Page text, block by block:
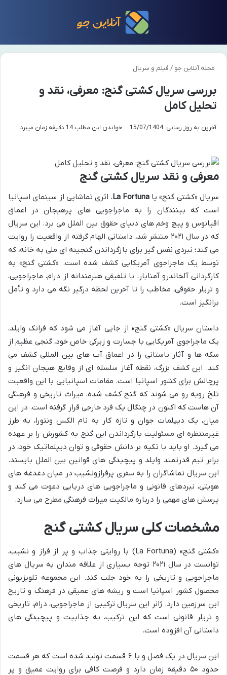
مجله آنلاین جو / فیلم و سریال
بررسی سریال کشتی گنج: معرفی، نقد و
تحلیل کامل
آخرین به روز رسانی: 15/07/1404 خواندن این مطلب 14 دقیقه زمان میبرد
معرفی و نقد سریال کشتی گنج
سریال «کشتی گنج» یاLa Fortuna، اثری تماشایی از سینمای اسپانیا
است که بینندگان را به ماجراجویی های پرهیجان در اعماق
اقیانوس و پیچ وخم های دنیای حقوق بین الملل می برد. این سریال
که در سال ۲۰۲۱ منتشر شد، داستانی الهام گرفته از واقعیت را روایت
می کند؛ نبردی نفس گیر برای بازگرداندن گنجینه ای ملی به خانه، که
توسط یک ماجراجوی آمریکایی کشف شده است. «کشتی گنج» به
کارگردانی آلخاندرو آمنابار، با تلفیقی هنرمندانه از درام، ماجراجویی،
و تریلر حقوقی، مخاطب را تا آخرین لحظه درگیر نگه می دارد و تأمل
برانگیز است.
داستان سریال «کشتی گنج» از جایی آغاز می شود که فرانک وایلد،
یک ماجراجوی آمریکایی با جسارت و زیرکی خاص خود، گنجی عظیم از
سکه ها و آثار باستانی را در اعماق آب های بین المللی کشف می
کند. این کشف بزرگ، نقطه آغاز سلسله ای از وقایع هیجان انگیز و
پرچالش برای کشور اسپانیا است. مقامات اسپانیایی با این واقعیت
تلخ روبه رو می شوند که گنج کشف شده، میراث تاریخی و فرهنگی
آن هاست که اکنون در چنگال یک فرد خارجی قرار گرفته است. در این
میان، یک دیپلمات جوان و تازه کار به نام الکس ونتورا، به طرز
غیرمنتظره ای مسئولیت بازگرداندن این گنج به کشورش را بر عهده
می گیرد. او باید با تکیه بر دانش حقوقی و توان دیپلماتیک خود، در
برابر تیم قدرتمند وایلد و پیچیدگی های قوانین بین الملل بایستد.
این سریال تماشاگران را به سفری پرفرازونشیب در میان دغدغه های
هویتی، نبردهای قانونی و ماجراجویی های دریایی دعوت می کند و
پرسش های مهمی را درباره مالکیت میراث فرهنگی مطرح می سازد.
مشخصات کلی سریال کشتی گنج
«کشتی گنج» (La Fortuna) با روایتی جذاب و پر از فراز و نشیب،
توانست در سال ۲۰۲۱ توجه بسیاری از علاقه مندان به سریال های
ماجراجویی و تاریخی را به خود جلب کند. این مجموعه تلویزیونی
محصول کشور اسپانیا است و ریشه های عمیقی در فرهنگ و تاریخ
این سرزمین دارد. ژانر این سریال ترکیبی از ماجراجویی، درام، تاریخی
و تریلر قانونی است که این ترکیب، به جذابیت و پیچیدگی های
داستانی آن افزوده است.
این سریال در یک فصل و با ۶ قسمت تولید شده است که هر قسمت
حدود ۵۰ دقیقه زمان دارد و فرصت کافی برای روایت عمیق و پر